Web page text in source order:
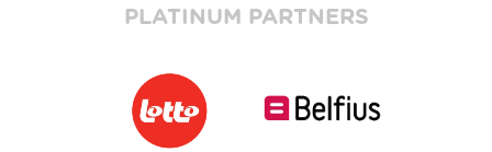
PLATINUM PARTNERS